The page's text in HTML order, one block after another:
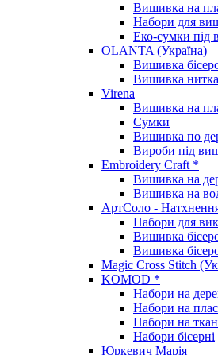
Вишивка на
Набори для
Еко-сумки під
OLANTA (Україна)
Вишивка
Вишивка
Virena
Вишивка на
Сумки
Вишивка по
Вироби під
Embroidery Craft *
Вишивка на
Вишивка на
АртСоло -
Набори для
Вишивка
Вишивка
Magic Cross Stitch
KOMOD *
Набори на
Набори на
Набори на
Набори бісерні
Юркевич Марія